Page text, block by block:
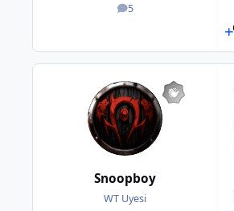
5
posts
Snoopboy
WT Uyesi